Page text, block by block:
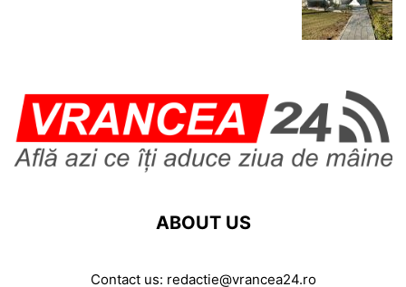
ABOUT US
Contact us: redactie@vrancea24.ro